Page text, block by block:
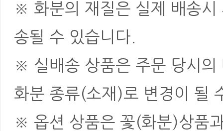
※ 화분의 재질은 실제 배송시
송될 수 있습니다.
※ 실배송 상품은 주문 당시의
화분 종류(소재)로 변경이 될
※ 옵션 상품은 꽃(화분)상품